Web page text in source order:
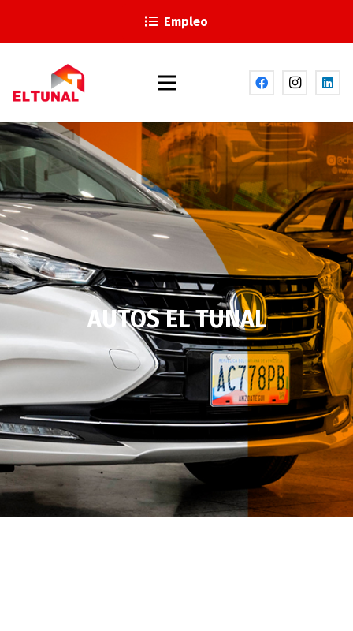
Empleo
AUTOS EL TUNAL